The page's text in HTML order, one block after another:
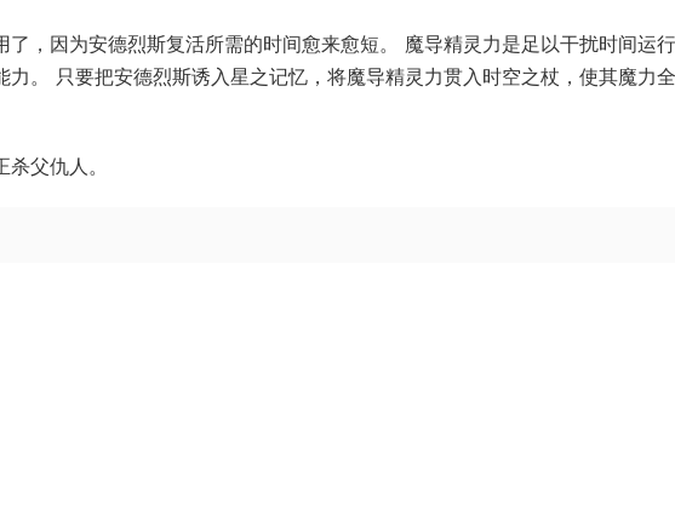
，因为安德烈斯复活所需的时间愈来愈短。 魔导精灵力是足以干扰时间运
。 只要把安德烈斯诱入星之记忆，将魔导精灵力贯入时空之杖，使其魔力
父仇人。